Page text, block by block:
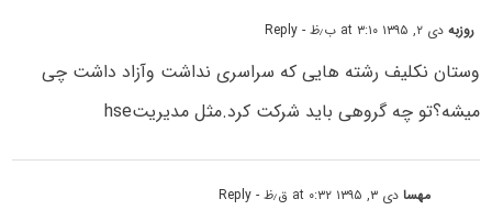
روزبهدی ۲, ۱۳۹۵ at ۳:۱۰ ب٫ظ - Reply
وستان نکلیف رشته هایی که سراسری نداشت وآزاد داشت چی
میشه؟تو چه گروهی باید شرکت کرد.مثل مدیریتhse
مهسادی ۳, ۱۳۹۵ at ۰:۳۲ ق٫ظ - Reply